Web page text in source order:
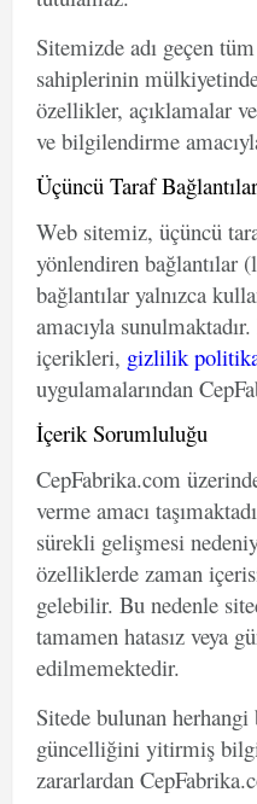
Sitemizde adı geçen
sahiplerinin
özellikler, açıklamalar
ve bilgilendirme
Üçüncü Taraf Bağlantılar
Web sitemiz, üçüncü
yönlendiren bağlantılar
bağlantılar yalnızca
amacıyla
içerikleri, gizlilik
uygulamalarından
İçerik Sorumluluğu
CepFabrika.com
verme amacı
sürekli gelişmesi
özelliklerde zaman
gelebilir. Bu nedenle
tamamen hatasız veya
edilmemektedir.
Sitede bulunan
güncelliğini yitirmiş
zararlardan